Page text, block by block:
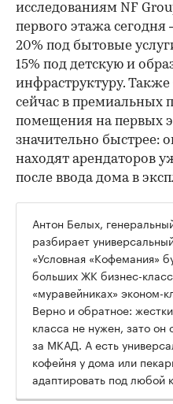
исследованиям NF
первого этажа
20% под бытовые
15% под детскую и
инфраструктуру.
сейчас в премиальных
помещения на первых
значительно быстрее:
находят арендаторов
после ввода дома в
Антон Белых,
разбирает
«Условная «Кофемания»
больших ЖК бизнес-
«муравейниках» эконом-
Верно и обратное:
класса не нужен, зато он
за МКАД. А есть
кофейня у дома или
адаптировать под любой